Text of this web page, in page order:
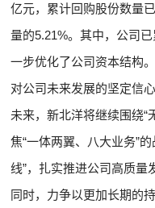
亿元，累计回购股份数量
量的5.21%。其中，公司
一步优化了公司资本结构
对公司未来发展的坚定信
未来，新北洋将继续围绕“
焦“一体两翼、八大业务”
线”，扎实推进公司高质量
同时，力争以更加长期的